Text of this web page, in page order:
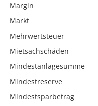
Margin
Markt
Mehrwertsteuer
Mietsachschäden
Mindestanlagesumme
Mindestreserve
Mindestsparbetrag